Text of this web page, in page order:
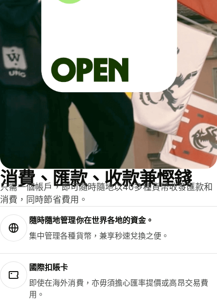
消費、匯款、收款兼慳錢
只需一個帳戶，即可隨時隨地以40多種貨幣收發匯款和
消費，同時節省費用。
隨時隨地管理你在世界各地的資金。
集中管理各種貨幣，兼享秒速兌換之便。
國際扣賬卡
即使在海外消費，亦毋須擔心匯率提價或高昂交易費
用。